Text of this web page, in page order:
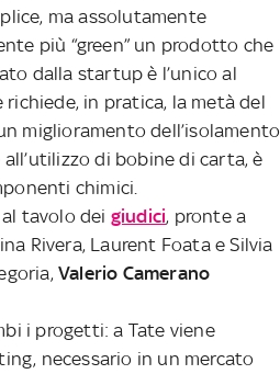
ma assolutamente
più “green” un prodotto che
dalla startup è l’unico al
in pratica, la metà del
miglioramento dell’isolamento
di bobine di carta, è
chimici.
tavolo dei giudici, pronte a
Rivera, Laurent Foata e Silvia
Valerio Camerano
i progetti: a Tate viene
necessario in un mercato